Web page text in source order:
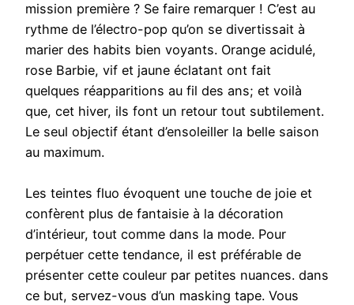
mission première ? Se faire remarquer ! C’est au
rythme de l’électro-pop qu’on se divertissait à
marier des habits bien voyants. Orange acidulé,
rose Barbie, vif et jaune éclatant ont fait
quelques réapparitions au fil des ans; et voilà
que, cet hiver, ils font un retour tout subtilement.
Le seul objectif étant d’ensoleiller la belle saison
au maximum.
Les teintes fluo évoquent une touche de joie et
confèrent plus de fantaisie à la décoration
d’intérieur, tout comme dans la mode. Pour
perpétuer cette tendance, il est préférable de
présenter cette couleur par petites nuances. dans
ce but, servez-vous d’un masking tape. Vous